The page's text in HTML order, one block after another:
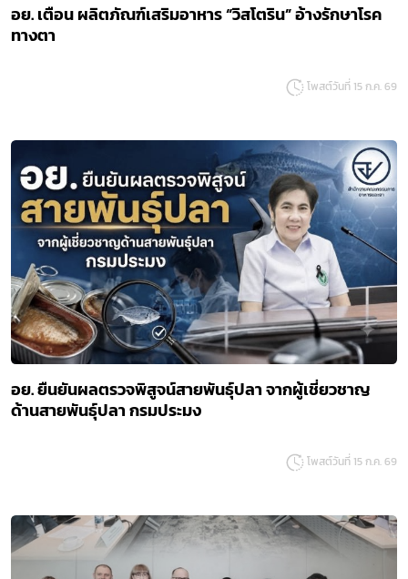
อย. เตือน ผลิตภัณฑ์เสริมอาหาร “วิสโตริน” อ้างรักษาโรค
ทางตา
โพสต์วันที่ 15 ก.ค. 69
อย. ยืนยันผลตรวจพิสูจน์สายพันธุ์ปลา จากผู้เชี่ยวชาญ
ด้านสายพันธุ์ปลา กรมประมง
โพสต์วันที่ 15 ก.ค. 69